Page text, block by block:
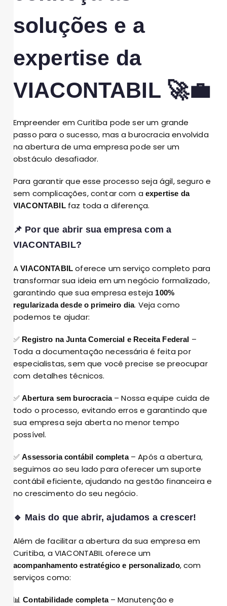
soluções e a
expertise da
VIACONTABIL 🚀💼
Empreender em Curitiba pode ser um grande
passo para o sucesso, mas a burocracia envolvida
na abertura de uma empresa pode ser um
obstáculo desafiador.
Para garantir que esse processo seja ágil, seguro e
sem complicações, contar com a expertise da
VIACONTABILfaz toda a diferença.
📌 Por que abrir sua empresa com a
VIACONTABIL?
AVIACONTABIL oferece um serviço completo para
transformar sua ideia em um negócio formalizado,
garantindo que sua empresa esteja 100%
regularizada desde o primeiro dia. Veja como
podemos te ajudar:
✅ Registro na Junta Comercial e Receita Federal –
Toda a documentação necessária é feita por
especialistas, sem que você precise se preocupar
com detalhes técnicos.
✅Abertura sem burocracia– Nossa equipe cuida de
todo o processo, evitando erros e garantindo que
sua empresa seja aberta no menor tempo
possível.
✅Assessoria contábil completa– Após a abertura,
seguimos ao seu lado para oferecer um suporte
contábil eficiente, ajudando na gestão financeira e
no crescimento do seu negócio.
🔹 Mais do que abrir, ajudamos a crescer!
Além de facilitar a abertura da sua empresa em
Curitiba, a VIACONTABIL oferece um
acompanhamento estratégico e personalizado, com
serviços como:
📊Contabilidade completa– Manutenção e